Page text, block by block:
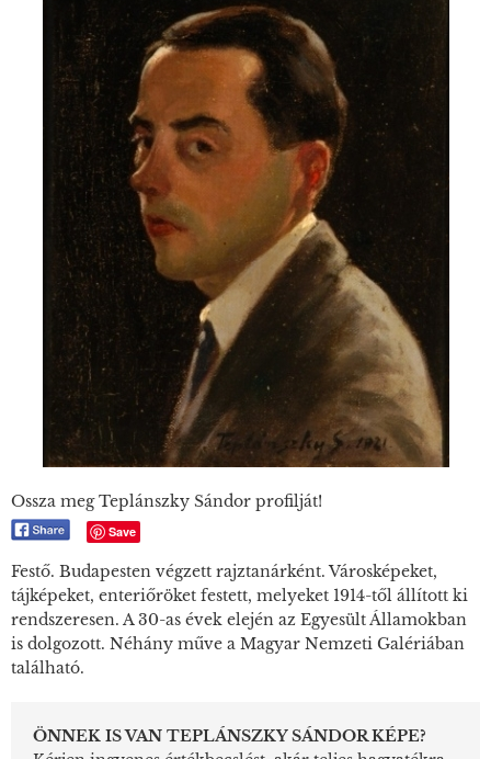
Ossza meg Teplánszky Sándor profilját!
Save
Festő. Budapesten végzett rajztanárként. Városképeket,
tájképeket, enteriőröket festett, melyeket 1914-től állított ki
rendszeresen. A 30-as évek elején az Egyesült Államokban
is dolgozott. Néhány műve a Magyar Nemzeti Galériában
található.
ÖNNEK IS VAN TEPLÁNSZKY SÁNDOR KÉPE?